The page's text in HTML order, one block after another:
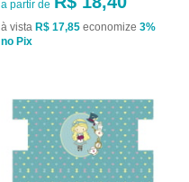
a partir de
à vista R$ 17,85 economize 3%
no Pix